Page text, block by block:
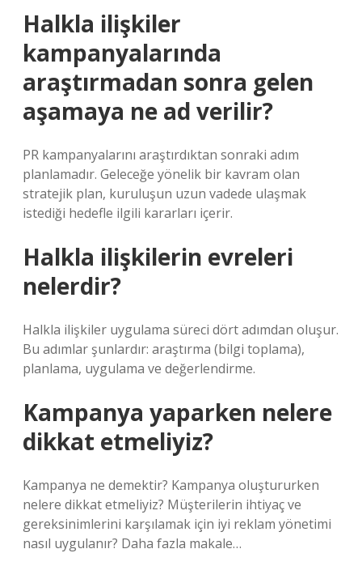
Halkla ilişkiler
kampanyalarında
araştırmadan sonra gelen
aşamaya ne ad verilir?
PR kampanyalarını araştırdıktan sonraki adım
planlamadır. Geleceğe yönelik bir kavram olan
stratejik plan, kuruluşun uzun vadede ulaşmak
istediği hedefle ilgili kararları içerir.
Halkla ilişkilerin evreleri
nelerdir?
Halkla ilişkiler uygulama süreci dört adımdan oluşur.
Bu adımlar şunlardır: araştırma (bilgi toplama),
planlama, uygulama ve değerlendirme.
Kampanya yaparken nelere
dikkat etmeliyiz?
Kampanya ne demektir? Kampanya oluştururken
nelere dikkat etmeliyiz? Müşterilerin ihtiyaç ve
gereksinimlerini karşılamak için iyi reklam yönetimi
nasıl uygulanır? Daha fazla makale…